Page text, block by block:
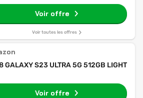
Android, Version FR
Voir offre
Voir toutes les offres
GALAXY S23 ULTRA 5G 512GB LIGHT
Voir offre